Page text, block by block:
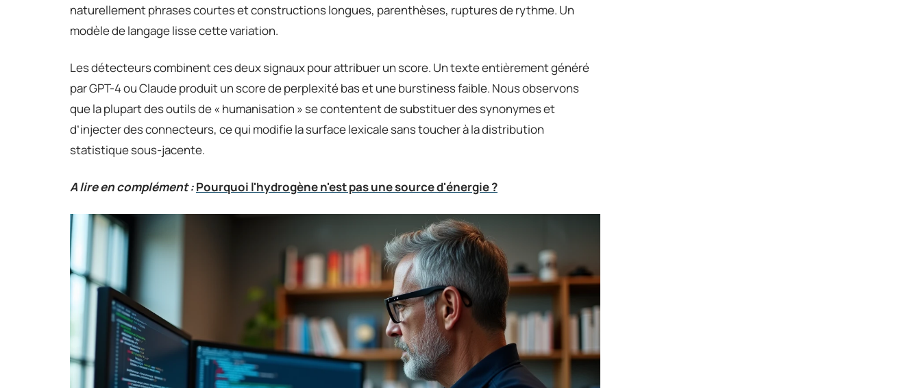
naturellement phrases courtes et constructions longues, parenthèses, ruptures de rythme. Un
modèle de langage lisse cette variation.
Les détecteurs combinent ces deux signaux pour attribuer un score. Un texte entièrement généré
par GPT-4 ou Claude produit un score de perplexité bas et une burstiness faible. Nous observons
que la plupart des outils de « humanisation » se contentent de substituer des synonymes et
d’injecter des connecteurs, ce qui modifie la surface lexicale sans toucher à la distribution
statistique sous-jacente.
A lire en complément :Pourquoi l'hydrogène n'est pas une source d'énergie ?